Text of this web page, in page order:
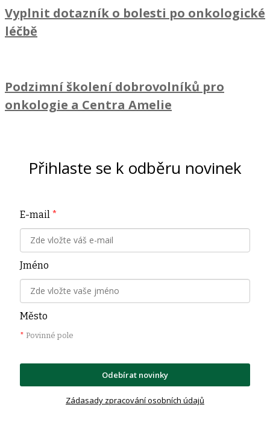
Vyplnit dotazník o bolesti po onkologické
léčbě
Podzimní školení dobrovolníků pro
onkologie a Centra Amelie
Přihlaste se k odběru novinek
E-mail *
Jméno
Město
* Povinné pole
Odebírat novinky
Zádasady zpracování osobních údajů